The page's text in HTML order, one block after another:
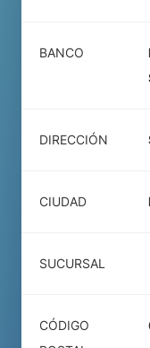
BANCO
DIRECCIÓN
CIUDAD
SUCURSAL
CÓDIGO